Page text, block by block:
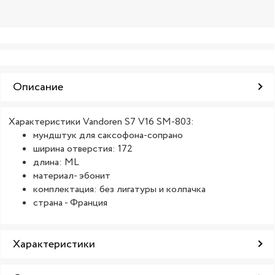
Описание
Характеристики Vandoren S7 V16 SM-803:
мундштук для саксофона-сопрано
ширина отверстия: 172
длина: ML
материал- эбонит
комплектация: без лигатуры и колпачка
страна - Франция
Характеристики